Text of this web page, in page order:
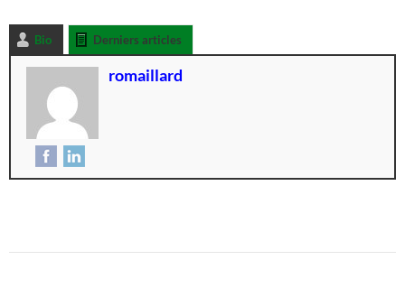
Bio Derniers articles
romaillard